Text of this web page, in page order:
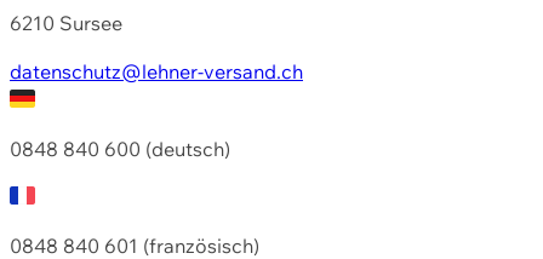
6210 Sursee
datenschutz@lehner-versand.ch
0848 840 600 (deutsch)
0848 840 601 (französisch)